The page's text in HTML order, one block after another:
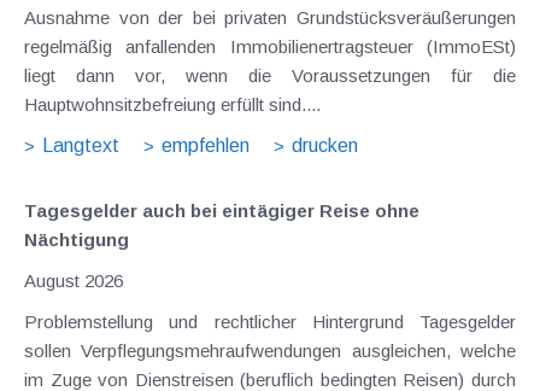
Ausnahme von der bei privaten Grundstücksveräußerungen
regelmäßig anfallenden Immobilienertragsteuer (ImmoESt)
liegt dann vor, wenn die Voraussetzungen für die
Hauptwohnsitzbefreiung erfüllt sind....
Langtext
empfehlen drucken
Tagesgelder auch bei eintägiger Reise ohne
Nächtigung
August 2026
Problemstellung und rechtlicher Hintergrund Tagesgelder
sollen Verpflegungsmehraufwendungen ausgleichen, welche
im Zuge von Dienstreisen (beruflich bedingten Reisen) durch